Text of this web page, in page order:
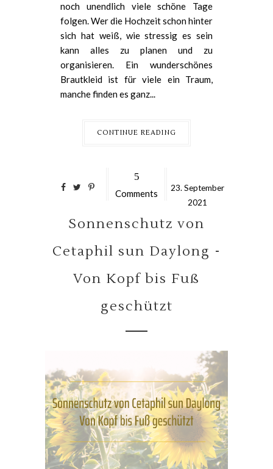
noch unendlich viele schöne Tage
folgen. Wer die Hochzeit schon hinter
sich hat weiß, wie stressig es sein
kann alles zu planen und zu
organisieren. Ein wunderschönes
Brautkleid ist für viele ein Traum,
manche finden es ganz...
CONTINUE READING
5
Comments 23.September
2021
Sonnenschutz von
Cetaphil sun Daylong -
Von Kopf bis Fuß
geschützt